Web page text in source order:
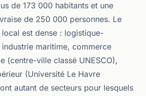
de 173 000 habitants et une
de 250 000 personnes. Le
est dense : logistique-
maritime, commerce
(centre-ville classé UNESCO),
(Université Le Havre
autant de secteurs pour lesquels